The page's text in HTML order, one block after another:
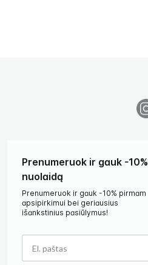
Prenumeruok ir gauk -10%
nuolaidą
Prenumeruok ir gauk -10% pirmam
apsipirkimui bei geriausius
išankstinius pasiūlymus!